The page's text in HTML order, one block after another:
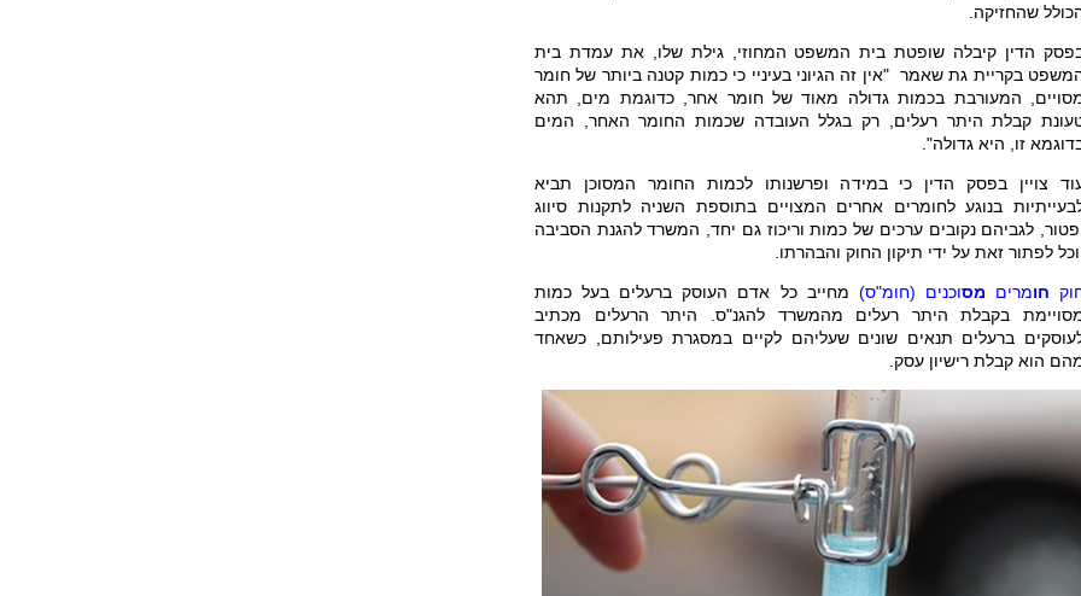
שהחזיקה.
הדין קיבלה שופטת בית המשפט המחוזי, גילת שלו, את עמדת בית
בקריית גת שאמר "אין זה הגיוני בעיניי כי כמות קטנה ביותר של חומר
המעורבת בכמות גדולה מאוד של חומר אחר, כדוגמת מים, תהא
קבלת היתר רעלים, רק בגלל העובדה שכמות החומר האחר, המים
זו, היא גדולה".
צויין בפסק הדין כי במידה ופרשנותו לכמות החומר המסוכן תביא
בנוגע לחומרים אחרים המצויים בתוספת השניה לתקנות סיווג
לגביהם נקובים ערכים של כמות וריכוז גם יחד, המשרד להגנת הסביבה
לפתור זאת על ידי תיקון החוק והבהרתו.
חומרים מסוכנים (חומ"ס) מחייב כל אדם העוסק ברעלים בעל כמות
בקבלת היתר רעלים מהמשרד להגנ"ס. היתר הרעלים מכתיב
ברעלים תנאים שונים שעליהם לקיים במסגרת פעילותם, כשאחד
הוא קבלת רישיון עסק.